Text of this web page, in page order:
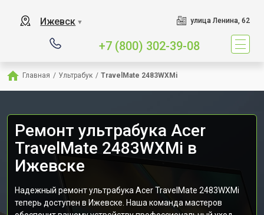
Ижевск ▼ улица Ленина, 62
+7 (800) 302-39-08
Главная / Ультрабук / TravelMate 2483WXMi
Ремонт ультрабука Acer
TravelMate 2483WXMi в
Ижевске
Надежный ремонт ультрабука Acer TravelMate 2483WXMi
теперь доступен в Ижевске. Наша команда мастеров